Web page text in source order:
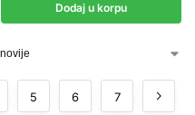
Dodaj u korpu
5 6 7